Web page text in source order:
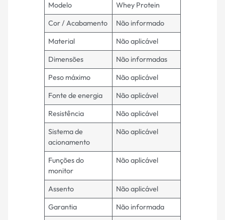
Modelo
Whey Protein
Cor / Acabamento
Não informado
Material
Não aplicável
Dimensões
Não informadas
Peso máximo
Não aplicável
Fonte de energia
Não aplicável
Resistência
Não aplicável
Sistema de
acionamento
Não aplicável
Funções do
monitor
Não aplicável
Assento
Não aplicável
Garantia
Não informada